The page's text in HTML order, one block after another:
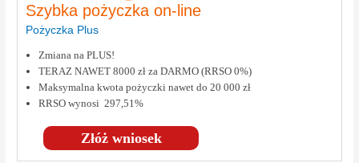
Szybka pożyczka on-line
Pożyczka Plus
Złóż wniosek
Zmiana na PLUS!
TERAZ NAWET 8000 zł za DARMO (RRSO 0%)
Maksymalna kwota pożyczki nawet do 20 000 zł
RRSO wynosi 297,51%